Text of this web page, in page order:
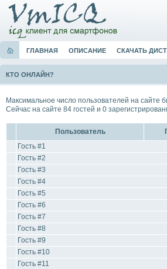
ГЛАВНАЯ ОПИСАНИЕ СКАЧАТЬ
КТО ОНЛАЙН?
Максимальное число пользователей на сайте
Сейчас на сайте 84 гостей и 0
Пользователь
Гость #1
Гость #2
Гость #3
Гость #4
Гость #5
Гость #6
Гость #7
Гость #8
Гость #9
Гость #10
Гость #11